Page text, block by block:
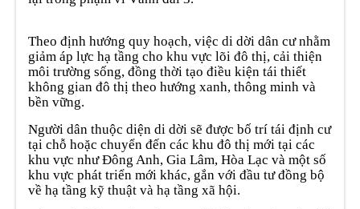
Theo định hướng quy hoạch, việc di dời dân cư nhằm
giảm áp lực hạ tầng cho khu vực lõi đô thị, cải thiện
môi trường sống, đồng thời tạo điều kiện tái thiết
không gian đô thị theo hướng xanh, thông minh và
bền vững.
Người dân thuộc diện di dời sẽ được bố trí tái định cư
tại chỗ hoặc chuyển đến các khu đô thị mới tại các
khu vực như Đông Anh, Gia Lâm, Hòa Lạc và một số
khu vực phát triển mới khác, gắn với đầu tư đồng bộ
về hạ tầng kỹ thuật và hạ tầng xã hội.